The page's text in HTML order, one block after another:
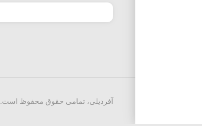
آفردیلی، تمامی حقوق محفوظ است.